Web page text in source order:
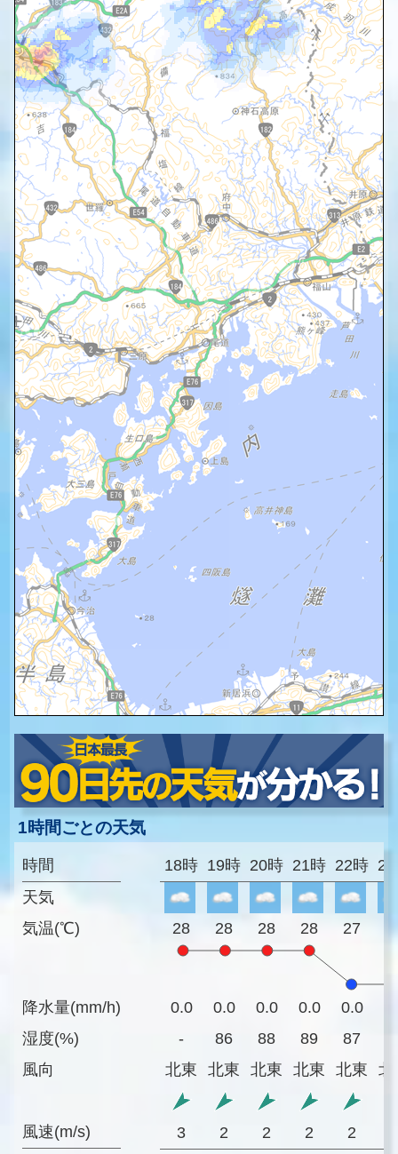
1時間ごとの天気
時間
天気
気温(℃)
降水量(mm/h)
湿度(%)
風向
風速(m/s)
18時 19時 20時 21時 22時
28 28 28 28 27
0.0 0.0 0.0 0.0 0.0
-
86 88 89 87
北東
北東 北東 北東 北東 北
3 2 2 2 2